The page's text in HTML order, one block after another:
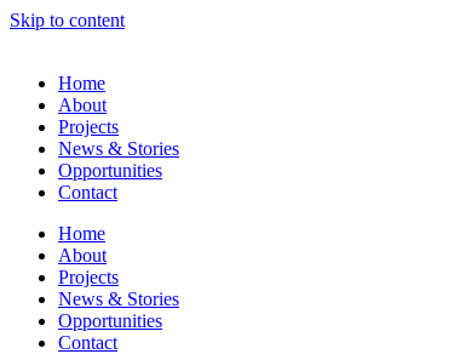
Skip to content
Home
About
Projects
News & Stories
Opportunities
Contact
Home
About
Projects
News & Stories
Opportunities
Contact